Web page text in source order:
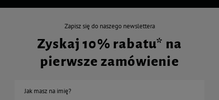
Zapisz się do naszego newslettera
Zyskaj 10% rabatu* na
pierwsze zamówienie
Jak masz na imię?